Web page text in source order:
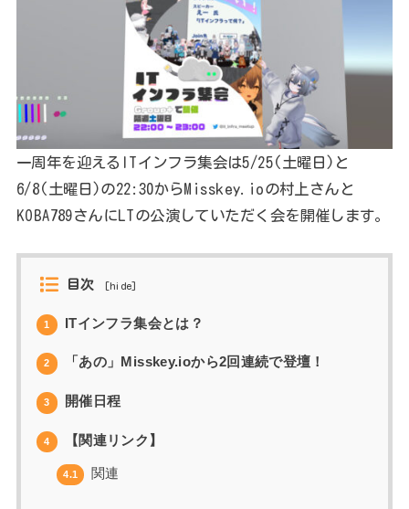
一周年を迎えるITインフラ集会は5/25(土曜日)と
6/8(土曜日)の22:30からMisskey.ioの村上さんと
KOBA789さんにLTの公演していただく会を開催します。
目次 [hide]
1 ITインフラ集会とは？
2 「あの」Misskey.ioから2回連続で登壇！
3 開催日程
4 【関連リンク】
4.1 関連